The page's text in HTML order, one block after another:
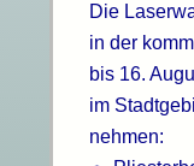
Die
in der
bis 16.
im
nehmen: